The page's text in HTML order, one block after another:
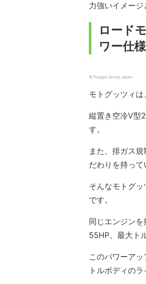
力強いイメージ
ロード
ワー仕様
© Piaggio Group Japan
モトグッツィは
縦置き空冷V型
す。
また、排ガス
だわりを持って
そんなモトグ
です。
同じエンジン
55HP、最大ト
このパワーア
トルボディの